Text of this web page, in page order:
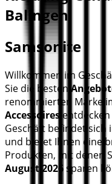
Balingen
Samsonite
Willkommen im
Sie die besten
renommierten Marke
Accessoires
Geschäft befindet sich
und bietet Ihnen eine
Produkten, mit denen
August 2026sparen